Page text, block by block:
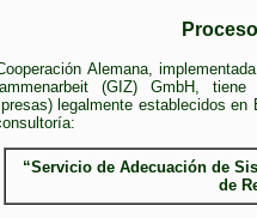
Alemana,
(GIZ) GmbH,
legalmente establecidos
“Servicio de Adecuación de
de